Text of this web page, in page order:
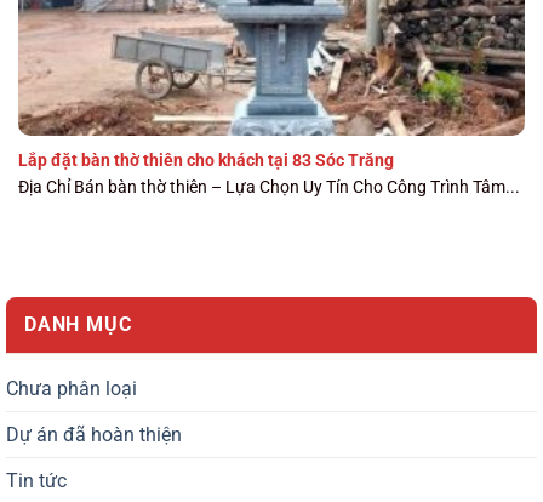
DANH MỤC
Chưa phân loại
Dự án đã hoàn thiện
Tin tức
Lắp đặt bàn thờ thiên cho khách tại 83 Sóc Trăng
Địa Chỉ Bán bàn thờ thiên – Lựa Chọn Uy Tín Cho Công Trình Tâm...